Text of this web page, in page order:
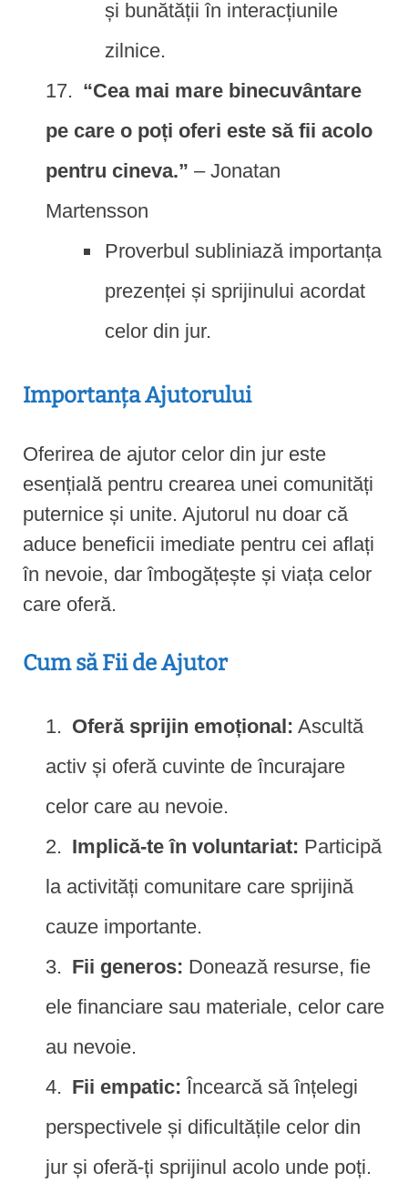
și bunătății în interacțiunile
zilnice.
“Cea mai mare binecuvântare
pe care o poți oferi este să fii acolo
pentru cineva.” – Jonatan
Martensson
Proverbul subliniază importanța
prezenței și sprijinului acordat
celor din jur.
Importanța Ajutorului
Oferirea de ajutor celor din jur este
esențială pentru crearea unei comunități
puternice și unite. Ajutorul nu doar că
aduce beneficii imediate pentru cei aflați
în nevoie, dar îmbogățește și viața celor
care oferă.
Cum să Fii de Ajutor
Oferă sprijin emoțional: Ascultă
activ și oferă cuvinte de încurajare
celor care au nevoie.
Implică-te în voluntariat: Participă
la activități comunitare care sprijină
cauze importante.
Fii generos: Donează resurse, fie
ele financiare sau materiale, celor care
au nevoie.
Fii empatic: Încearcă să înțelegi
perspectivele și dificultățile celor din
jur și oferă-ți sprijinul acolo unde poți.